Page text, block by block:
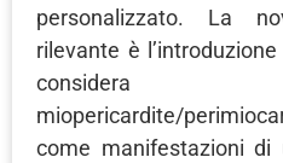
personalizzato. La
rilevante è
considera
miopericardite/
come manifestazioni di